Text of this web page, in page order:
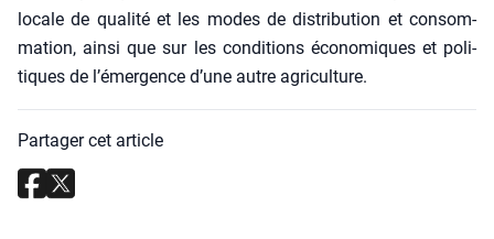
locale de qua­li­té et les modes de dis­tri­bu­tion et consom­
ma­tion, ain­si que sur les condi­tions éco­no­miques et poli­
tiques de l’é­mer­gence d’une autre agri­cul­ture.
Partager cet article